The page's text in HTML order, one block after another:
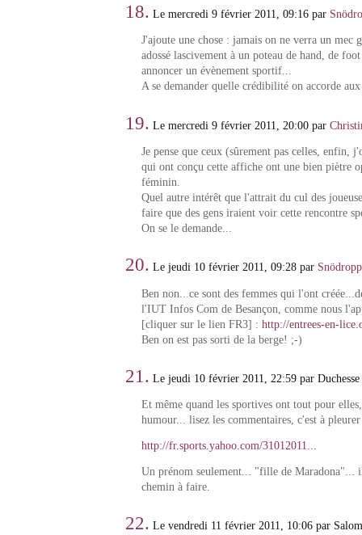
18. Le mercredi 9 février 2011, 09:16 par
J'ajoute une chose : jamais on ne verra un mec
adossé lascivement à un poteau de hand, de
annoncer un évènement sportif...
A se demander quelle crédibilité on accorde
19. Le mercredi 9 février 2011, 20:00 par
Je pense que ceux (sûrement pas celles, enfin,
qui ont conçu cette affiche ont une bien piètre
féminin.
Quel autre intérêt que l'attrait du cul des
faire que des gens iraient voir cette rencontre
On se le demande...
20. Le jeudi 10 février 2011, 09:28 par
Ben non...ce sont des femmes qui l'ont
l'IUT Infos Com de Besançon, comme nous
[cliquer sur le lien FR3] : http://entrees-en-
Ben on est pas sorti de la berge! ;-)
21. Le jeudi 10 février 2011, 22:59 par Duchesse
Et même quand les sportives ont tout pour
humour... lisez les commentaires, c'est à
http://fr.sports.yahoo.com/31012011...
Un prénom seulement... "fille de Maradona"...
chemin à faire.
22. Le vendredi 11 février 2011, 10:06 par